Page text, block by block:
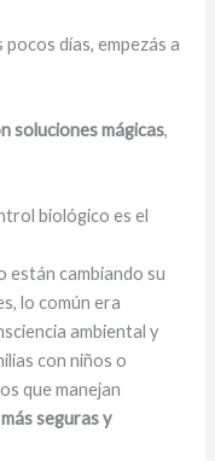
pocos días, empezás a
soluciones mágicas,
biológico es el
están cambiando su
lo común era
ambiental y
con niños o
que manejan
seguras y